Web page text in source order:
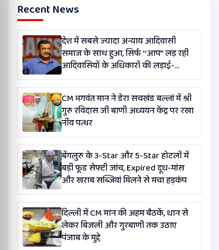
Recent News
देश में सबसे ज्यादा अन्याय आदिवासी
समाज के साथ हुआ, सिर्फ ‘‘आप’’ लड़ रही
आदिवासियों के अधिकारों की लड़ाई-
केजरीवाल
CM भगवंत मान ने डेरा सचखंड बल्लां में श्री
गुरु रविदास जी बाणी अध्ययन केंद्र पर रखा
नींव पत्थर
बेंगलुरु के 3-Star और 5-Star होटलों में
बड़ी फूड सेफ्टी जांच, Expired दूध-मांस
और खराब सब्जियां मिलने से मचा हड़कंप
दिल्ली में CM मान की अहम बैठकें, धान से
लेकर बिजली और गुरबाणी तक उठाए
पंजाब के मुद्दे